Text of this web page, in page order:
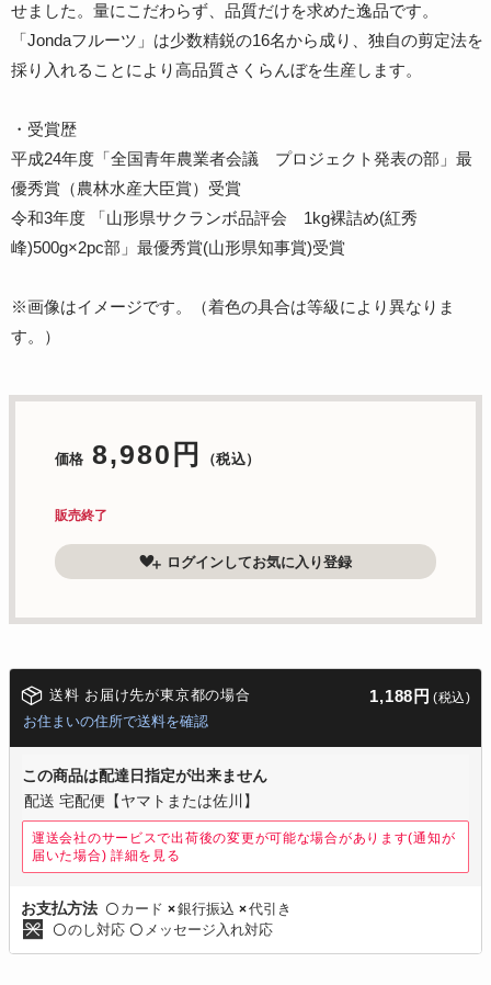
せました。量にこだわらず、品質だけを求めた逸品です。
「Jondaフルーツ」は少数精鋭の16名から成り、独自の剪定法を
採り入れることにより高品質さくらんぼを生産します。
・受賞歴
平成24年度「全国青年農業者会議 プロジェクト発表の部」最
優秀賞（農林水産大臣賞）受賞
令和3年度 「山形県サクランボ品評会 1kg裸詰め(紅秀
峰)500g×2pc部」最優秀賞(山形県知事賞)受賞
※画像はイメージです。（着色の具合は等級により異なりま
す。）
価格 8,980円 （税込）
販売終了
ログインしてお気に入り登録
送料 お届け先が東京都の場合 1,188円 (税込)
お住まいの住所で送料を確認
この商品は配達日指定が出来ません
配送 宅配便【ヤマトまたは佐川】
運送会社のサービスで出荷後の変更が可能な場合があります(通知が
届いた場合) 詳細を見る
お支払方法 〇 カード ×銀行振込 ×代引き
〇のし対応 〇 メッセージ入れ対応